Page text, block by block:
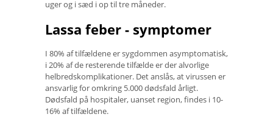
uger og i sæd i op til tre måneder.
Lassa feber - symptomer
I 80% af tilfældene er sygdommen asymptomatisk,
i 20% af de resterende tilfælde er der alvorlige
helbredskomplikationer. Det anslås, at virussen er
ansvarlig for omkring 5.000 dødsfald årligt.
Dødsfald på hospitaler, uanset region, findes i 10-
16% af tilfældene.